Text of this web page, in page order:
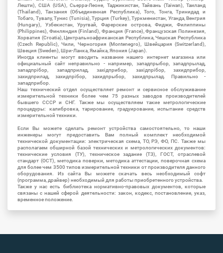
Лешти), США (USA), Сьерра-Леоне, Таджикистан, Тайвань (Taiwan), Таиланд
(Thailand), Танзания (Объединенная Республика), Того, Тонга, Тринидад и
Тобаго, Тувалу, Тунис (Tunisia), Турция (Turkey), Туркменистан, Уганда, Венгрия
(Hungary), Узбекистан, Уругвай, Фарерские острова, Фиджи, Филиппины
(Philippines), Финляндия (Finland), Франция (France), Французская Полинезия,
Хорватия (Croatia), Центральноафриканская Республика, Чешская Республика
(Czech Republic), Чили, Черногория (Montenegro), Швейцария (Switzerland),
Швеция (Sweden), Шри-Ланка, Ямайка, Япония (Japan).
Иногда клиенты могут вводить название нашего интернет магазина или
официальный сайт неправильно - например, западпрыбор, западпрылад,
западпрібор, западприлад, західприбор, західпрібор, захидприбор,
захидприлад, захидпрібор, захидпрыбор, захидпрылад. Правильно -
западприбор.
Наш технический отдел осуществляет ремонт и сервисное обслуживание
измерительной техники более чем 75 разных заводов производителей
бывшего СССР и СНГ. Также мы осуществляем такие метрологические
процедуры: калибровка, тарирование, градуирование, испытание средств
измерительной техники.
Если Вы можете сделать ремонт устройства самостоятельно, то наши
инженеры могут предоставить Вам полный комплект необходимой
технической документации: электрическая схема, ТО, РЭ, ФО, ПС. Также мы
располагаем обширной базой технических и метрологических документов:
технические условия (ТУ), техническое задание (ТЗ), ГОСТ, отраслевой
стандарт (ОСТ), методика поверки, методика аттестации, поверочная схема
для более чем 3500 типов измерительной техники от производителя данного
оборудования. Из сайта Вы можете скачать весь необходимый софт
(программа, драйвер) необходимый для работы приобретенного устройства.
Также у нас есть библиотека нормативно-правовых документов, которые
связаны с нашей сферой деятельности: закон, кодекс, постановление, указ,
временное положение.